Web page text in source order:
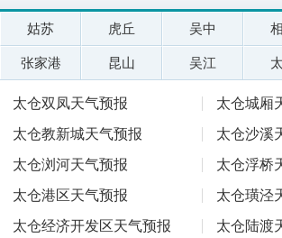
姑苏 虎丘 吴中
张家港 昆山 吴江
太仓双凤天气预报
太仓城厢
太仓教新城天气预报
太仓沙溪
太仓浏河天气预报
太仓浮桥
太仓港区天气预报
太仓璜泾
太仓经济开发区天气预报
太仓陆渡